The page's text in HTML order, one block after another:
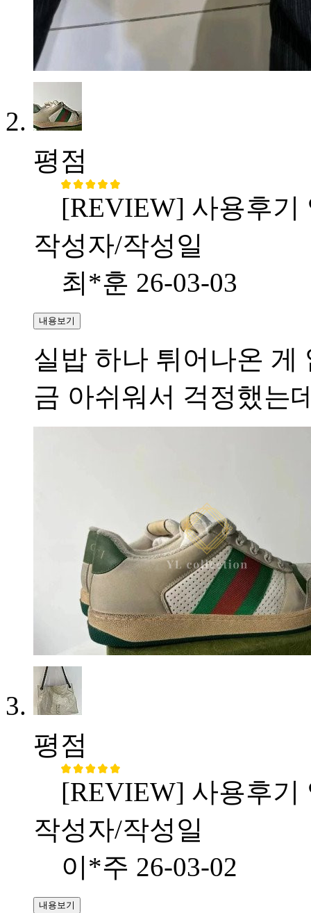
평점
[REVIEW] 사용후기
작성자/작성일
최*훈 26-03-03
내용보기
실밥 하나 튀어나온
금 아쉬워서 걱정했는
평점
[REVIEW] 사용후기
작성자/작성일
이*주 26-03-02
내용보기